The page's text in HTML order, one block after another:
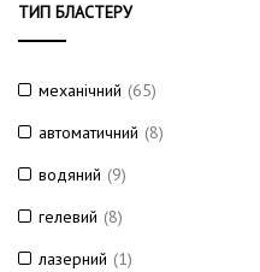
ТИП БЛАСТЕРУ
механічний (65)
автоматичний (8)
водяний (9)
гелевий (8)
лазерний (1)